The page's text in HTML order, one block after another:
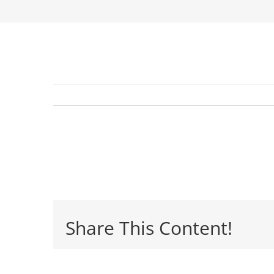
Share This Content!